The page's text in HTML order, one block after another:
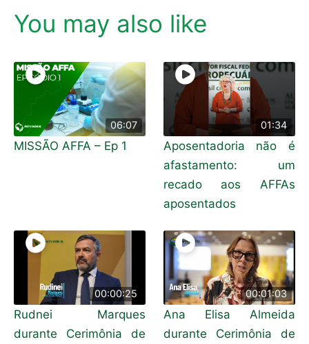
You may also like
06:07
MISSÃO AFFA – Ep 1
01:34
Aposentadoria não é
afastamento: um
recado aos AFFAs
aposentados
00:00:25
Rudnei Marques
durante Cerimônia de
00:01:03
Ana Elisa Almeida
durante Cerimônia de